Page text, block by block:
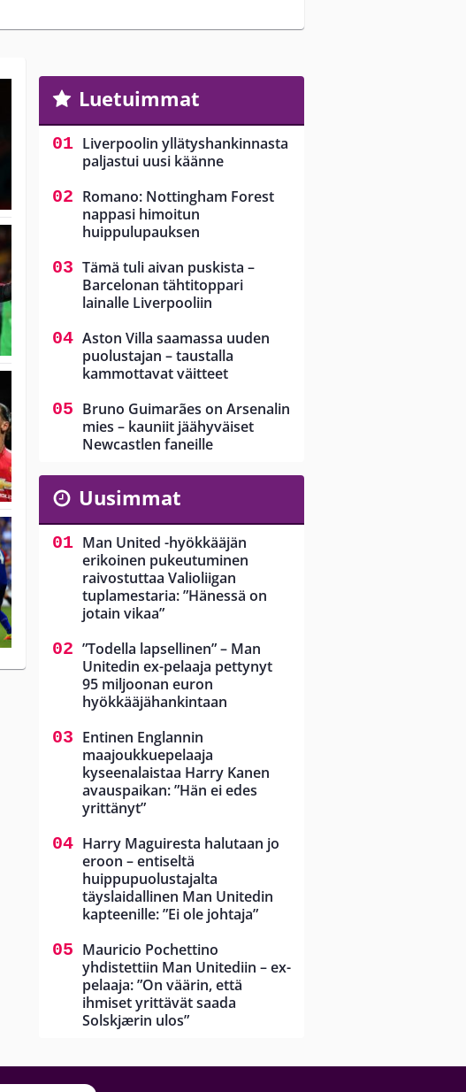
Luetuimmat
Liverpoolin yllätyshankinnasta
paljastui uusi käänne
Romano: Nottingham Forest
nappasi himoitun
huippulupauksen
Tämä tuli aivan puskista –
Barcelonan tähtitoppari
lainalle Liverpooliin
Aston Villa saamassa uuden
puolustajan – taustalla
kammottavat väitteet
Bruno Guimarães on Arsenalin
mies – kauniit jäähyväiset
Newcastlen faneille
Uusimmat
Man United -hyökkääjän
erikoinen pukeutuminen
raivostuttaa Valioliigan
tuplamestaria: ”Hänessä on
jotain vikaa”
”Todella lapsellinen” – Man
Unitedin ex-pelaaja pettynyt
95 miljoonan euron
hyökkääjähankintaan
Entinen Englannin
maajoukkuepelaaja
kyseenalaistaa Harry Kanen
avauspaikan: ”Hän ei edes
yrittänyt”
Harry Maguiresta halutaan jo
eroon – entiseltä
huippupuolustajalta
täyslaidallinen Man Unitedin
kapteenille: ”Ei ole johtaja”
Mauricio Pochettino
yhdistettiin Man Unitediin – ex-
pelaaja: ”On väärin, että
ihmiset yrittävät saada
Solskjærin ulos”